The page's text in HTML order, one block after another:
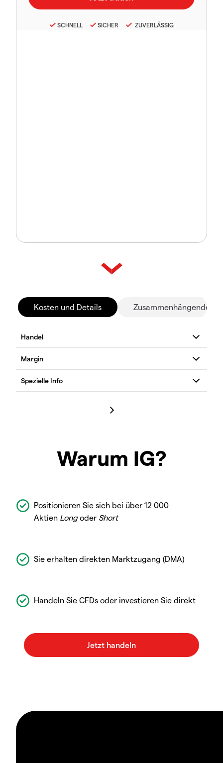
SCHNELL SICHER ZUVERLÄSSIG
Kosten und Details Zusammenhängende
Warum IG?
Positionieren Sie sich bei über 12 000
Aktien Longoder Short
Sie erhalten direkten Marktzugang (DMA)
Handeln Sie CFDs oder investieren Sie direkt